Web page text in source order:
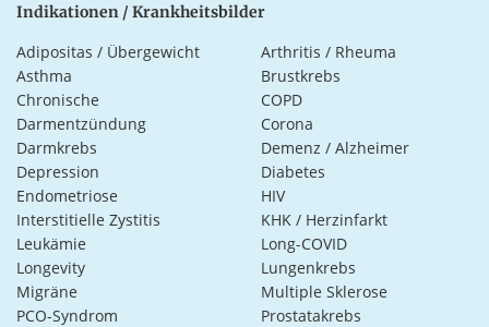
Indikationen / Krankheitsbilder
Adipositas / Übergewicht
Arthritis / Rheuma
Asthma
Brustkrebs
Chronische
Darmentzündung
COPD
Corona
Darmkrebs
Demenz / Alzheimer
Depression
Diabetes
Endometriose
HIV
Interstitielle Zystitis
KHK / Herzinfarkt
Leukämie
Long-COVID
Longevity
Lungenkrebs
Migräne
Multiple Sklerose
PCO-Syndrom
Prostatakrebs